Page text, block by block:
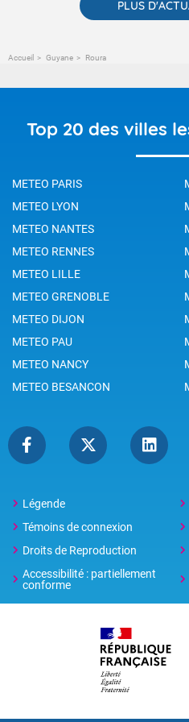
PLUS
Accueil Guyane Roura
Top 20 des villes
METEO PARIS
METEO LYON
METEO NANTES
METEO RENNES
METEO LILLE
METEO GRENOBLE
METEO DIJON
METEO PAU
METEO NANCY
METEO BESANCON
Légende
Témoins de connexion
Droits de Reproduction
Accessibilité : partiellement
conforme